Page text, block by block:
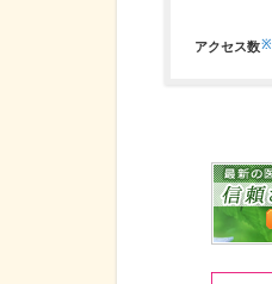
アクセス数※